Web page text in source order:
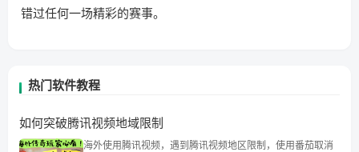
错过任何一场精彩的赛事。
热门软件教程
如何突破腾讯视频地域限制
海外使用腾讯视频，遇到腾讯视频地区限制，使用番茄取消